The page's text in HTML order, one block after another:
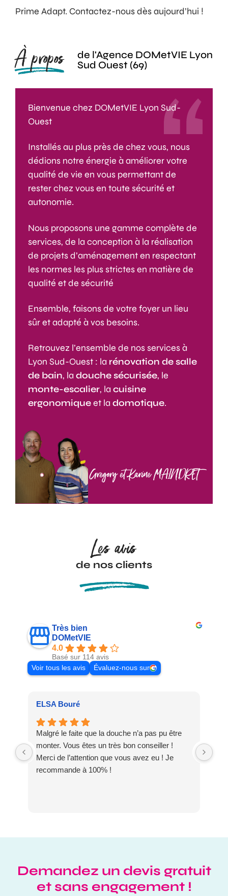
Prime Adapt. Contactez-nous dès aujourd’hui !
À propos
de l'Agence DOMetVIE Lyon
Sud Ouest (69)
Bienvenue chez DOMetVIE Lyon Sud-
Ouest
Installés au plus près de chez vous, nous
dédions notre énergie à améliorer votre
qualité de vie en vous permettant de
rester chez vous en toute sécurité et
autonomie.
Nous proposons une gamme complète de
services, de la conception à la réalisation
de projets d’aménagement en respectant
les normes les plus strictes en matière de
qualité et de sécurité
Ensemble, faisons de votre foyer un lieu
sûr et adapté à vos besoins.
Retrouvez l’ensemble de nos services à
Lyon Sud-Ouest : la rénovation de salle
de bain, la douche sécurisée, le
monte-escalier, la cuisine
ergonomiqueet la domotique.
Gregory et Karine MAINDRET
Les avis
de nos clients
Très bien
DOMetVIE
4.0
Basé sur 114 avis
Voir tous les avis
Évaluez-nous sur
ELSA Bouré
Malgré le faite que la douche n’a pas pu être
monter. Vous êtes un très bon conseiller !
Merci de l’attention que vous avez eu ! Je
recommande à 100% !
Demandez un devis gratuit
et sans engagement !